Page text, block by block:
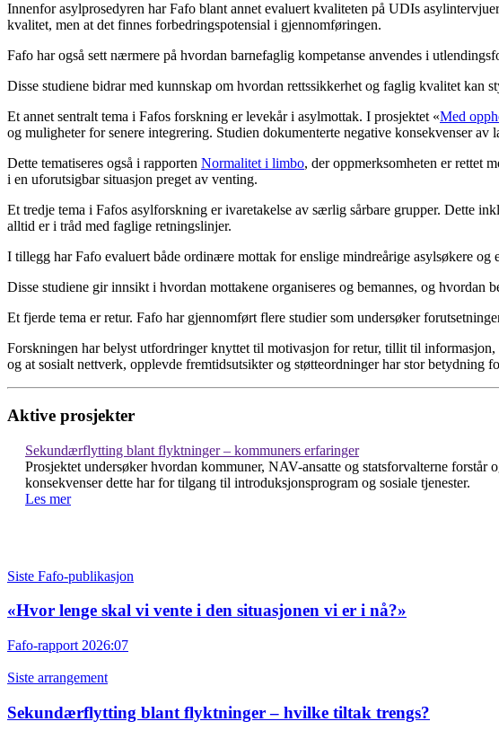
Innenfor asylprosedyren har Fafo blant annet evaluert kvaliteten på UDIs
kvalitet, men at det finnes forbedringspotensial i gjennomføringen.
Fafo har også sett nærmere på hvordan barnefaglig kompetanse anvendes i
Disse studiene bidrar med kunnskap om hvordan rettssikkerhet og faglig kvalitet kan
Et annet sentralt tema i Fafos forskning er levekår i asylmottak. I prosjektet «Med
og muligheter for senere integrering. Studien dokumenterte negative konsekvenser av
Dette tematiseres også i rapporten Normalitet i limbo, der oppmerksomheten er rettet
i en uforutsigbar situasjon preget av venting.
Et tredje tema i Fafos asylforskning er ivaretakelse av særlig sårbare grupper. Dette
alltid er i tråd med faglige retningslinjer.
I tillegg har Fafo evaluert både ordinære mottak for enslige mindreårige asylsøkere
Disse studiene gir innsikt i hvordan mottakene organiseres og bemannes, og hvordan
Et fjerde tema er retur. Fafo har gjennomført flere studier som undersøker
Forskningen har belyst utfordringer knyttet til motivasjon for retur, tillit til
og at sosialt nettverk, opplevde fremtidsutsikter og støtteordninger har stor betydning
Aktive prosjekter
Sekundærflytting blant flyktninger – kommuners erfaringer
Prosjektet undersøker hvordan kommuner, NAV-ansatte og statsforvalterne
konsekvenser dette har for tilgang til introduksjonsprogram og sosiale tjenester.
Les mer
Siste Fafo-publikasjon
«Hvor lenge skal vi vente i den situasjonen vi er i nå?»
Fafo-rapport 2026:07
Siste arrangement
Sekundærflytting blant flyktninger – hvilke tiltak trengs?